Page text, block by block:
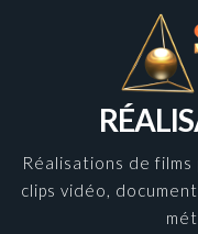
Réalisations de
clips vidéo,